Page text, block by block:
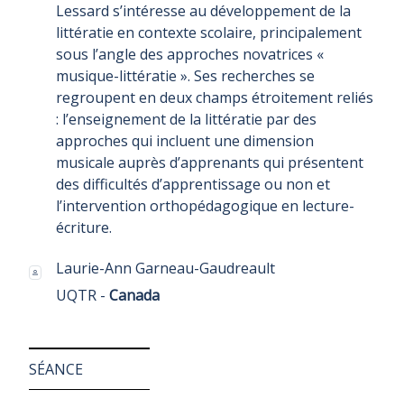
Lessard s’intéresse au développement de la
littératie en contexte scolaire, principalement
sous l’angle des approches novatrices «
musique-littératie ». Ses recherches se
regroupent en deux champs étroitement reliés
: l’enseignement de la littératie par des
approches qui incluent une dimension
musicale auprès d’apprenants qui présentent
des difficultés d’apprentissage ou non et
l’intervention orthopédagogique en lecture-
écriture.
Laurie-Ann Garneau-Gaudreault
UQTR -Canada
SÉANCE